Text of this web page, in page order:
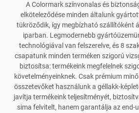
A Colormark színvonalas és
elköteleződése minden általunk
tükröződik, így megbízható szállítóként
iparban. Legmodernebb
technológiával van felszerelve, és 8
csapatunk minden terméken szigorú
biztosítsa: termékeink megfelelnek
követelményeinknek. Csak prémium
összetevőket használunk a géllakk-
javítja termékeink teljesítményét,
sima felvitelt, hanem garantálja az end-